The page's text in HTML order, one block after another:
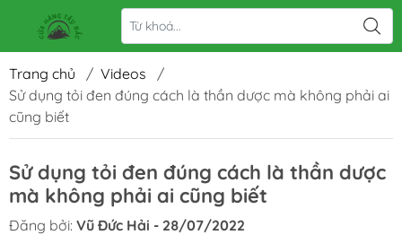
Trang chủ / Videos
/
Sử dụng tỏi đen đúng cách là thần dược mà không phải ai
cũng biết
Sử dụng tỏi đen đúng cách là thần dược
mà không phải ai cũng biết
Đăng bởi: Vũ Đức Hải - 28/07/2022